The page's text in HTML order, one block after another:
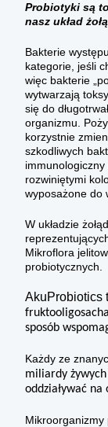
Probiotyki są
nasz układ
Bakterie
kategorie, jeśli
więc bakterie
wytwarzają
się do
organizmu.
korzystnie
szkodliwych
rozwiniętymi
wyposażone do
W układzie
Mikroflora
probiotycznych.
AkuProbiotics
sposób
Każdy ze
miliardy
oddziaływać na
Mikroorganizmy